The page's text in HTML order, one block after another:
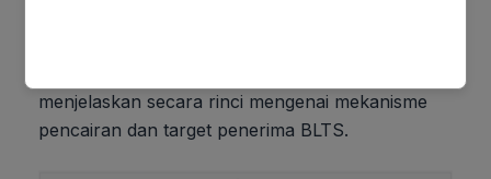
menjelaskan secara rinci mengenai mekanisme
pencairan dan target penerima BLTS.